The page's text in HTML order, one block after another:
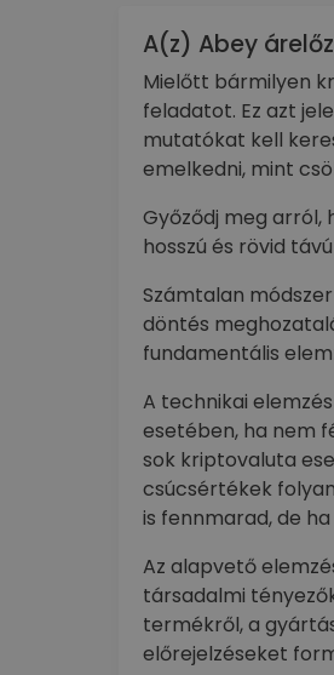
A(z) Abey
Mielőtt bármilyen
feladatot. Ez azt
mutatókat kell
emelkedni, mint
Győződj meg arról,
hosszú és rövid
Számtalan
döntés
fundamentális
A technikai
esetében, ha nem
sok kriptovaluta
csúcsértékek
is fennmarad, de
Az alapvető
társadalmi
termékről, a
előrejelzéseket